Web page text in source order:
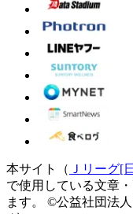
本サイト（ Ｊリーグ[
で使用している文章
ます。
©公益社団法